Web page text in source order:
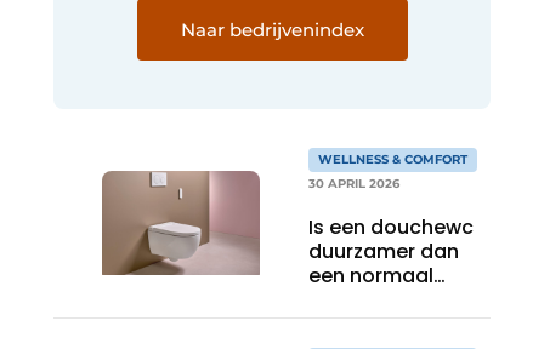
Naar bedrijvenindex
WELLNESS & COMFORT
30 APRIL 2026
Is een douchewc
duurzamer dan
een normaal